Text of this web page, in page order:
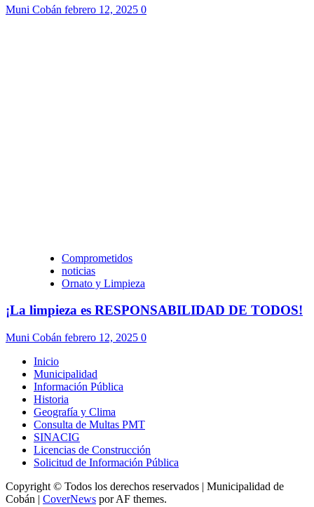
Muni Cobán febrero 12, 2025 0
Comprometidos
noticias
Ornato y Limpieza
¡La limpieza es RESPONSABILIDAD DE TODOS!
Muni Cobán febrero 12, 2025 0
Inicio
Municipalidad
Información Pública
Historia
Geografía y Clima
Consulta de Multas PMT
SINACIG
Licencias de Construcción
Solicitud de Información Pública
Copyright © Todos los derechos reservados | Municipalidad de
Cobán | CoverNews por AF themes.